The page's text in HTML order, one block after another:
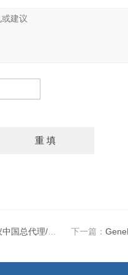
PCR仪低价销售 下一篇：